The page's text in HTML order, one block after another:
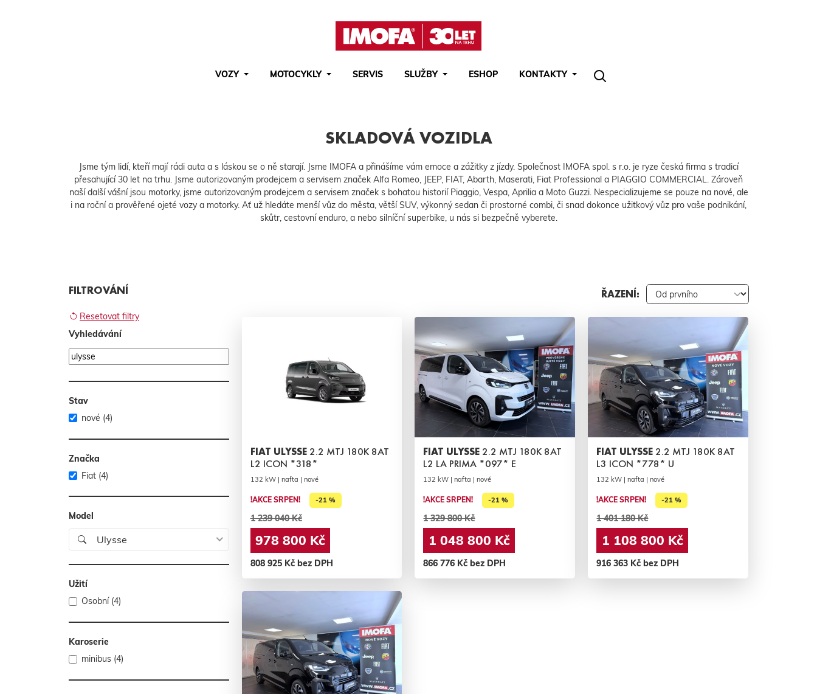
VOZY MOTOCYKLY SERVIS SLUŽBY ESHOP
KONTAKTY
SKLADOVÁ VOZIDLA
Jsme tým lidí, kteří mají rádi auta a s láskou se o ně starají. Jsme IMOFA a přinášíme vám emoce a zážitky z jízdy. Společnost IMOFA spol. s r.o. je ryze česká firma s tradicí
přesahující 30 let na trhu. Jsme autorizovaným prodejcem a servisem značek Alfa Romeo, JEEP, FIAT, Abarth, Maserati, Fiat Professional a PIAGGIO COMMERCIAL. Zároveň
naší další vášní jsou motorky, jsme autorizovaným prodejcem a servisem značek s bohatou historií Piaggio, Vespa, Aprilia a Moto Guzzi. Nespecializujeme se pouze na nové, ale
i na roční a prověřené ojeté vozy a motorky. Ať už hledáte menší vůz do města, větší SUV, výkonný sedan či prostorné combi, či snad dokonce užitkový vůz pro vaše podnikání,
skůtr, cestovní enduro, a nebo silníční superbike, u nás si bezpečně vyberete.
FILTROVÁNÍ
Resetovat filtry
Vyhledávání
Stav
nové (4)
Značka
Fiat (4)
Model
Ulysse
Užití
Osobní (4)
Karoserie
minibus (4)
ŘAZENÍ:
FIAT ULYSSE 2.2 MTJ 180K 8AT
L2 ICON *318*
132 kW | nafta | nové
!AKCE SRPEN! -21 %
1 239 040 Kč
978 800 Kč
808 925 Kč bez DPH
FIAT ULYSSE 2.2 MTJ 180K 8AT
L2 LA PRIMA *097* E
132 kW | nafta | nové
!AKCE SRPEN! -21 %
1 329 800 Kč
1 048 800 Kč
866 776 Kč bez DPH
FIAT ULYSSE 2.2 MTJ 180K 8AT
L3 ICON *778* U
132 kW | nafta | nové
!AKCE SRPEN! -21 %
1 401 180 Kč
1 108 800 Kč
916 363 Kč bez DPH